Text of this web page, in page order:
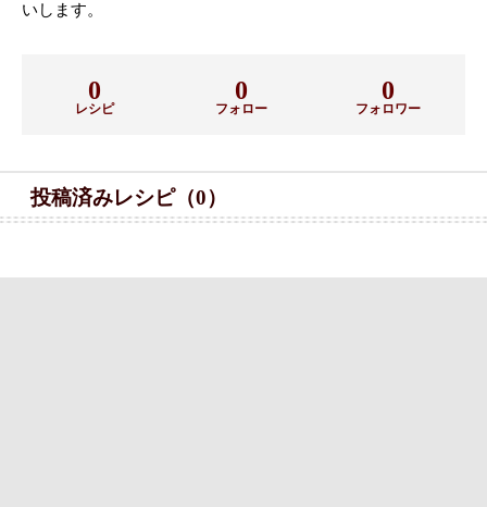
いします。
0
レシピ
0
フォロー
0
フォロワー
投稿済みレシピ（0）